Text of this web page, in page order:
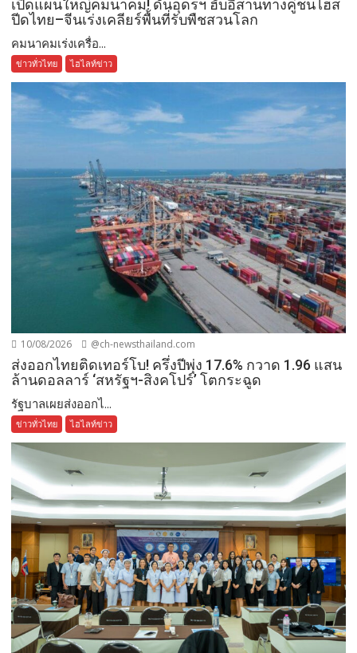
เปิดแผนใหญ่คมนาคม! ดันอุดรฯ ฮับอีสานทางคู่ชนไฮส
ปีดไทย–จีนเร่งเคลียร์พื้นที่รับพืชสวนโลก
คมนาคมเร่งเครื่อ...
ข่าวทั่วไทย ไฮไลท์ข่าว
10/08/2026 @ch-newsthailand.com
ส่งออกไทยติดเทอร์โบ! ครึ่งปีพุ่ง 17.6% กวาด 1.96 แสน
ล้านดอลลาร์ ‘สหรัฐฯ-สิงคโปร์’ โตกระฉูด
รัฐบาลเผยส่งออกไ...
ข่าวทั่วไทย ไฮไลท์ข่าว